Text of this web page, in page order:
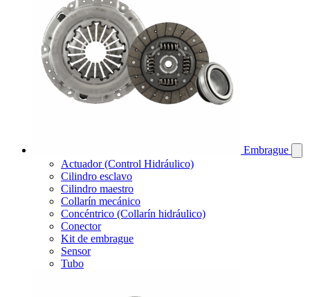
Embrague
Actuador (Control Hidráulico)
Cilindro esclavo
Cilindro maestro
Collarín mecánico
Concéntrico (Collarín hidráulico)
Conector
Kit de embrague
Sensor
Tubo